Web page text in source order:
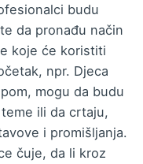
budu
da pronađu način
koje će koristiti
npr. Djeca
mogu da budu
ili da crtaju,
i promišljanja.
čuje, da li kroz